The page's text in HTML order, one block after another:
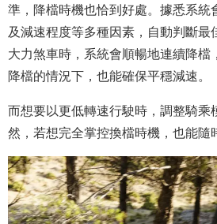
準，降檔時機也恰到好處。據悉系統
及減速程度等多種因素，自動判斷最
大力煞車時，系統會順暢地連續降檔
降檔的情況下，也能確保平穩減速。
而想要以更低轉速行駛時，調整騎乘
然，若想完全掌控換檔時機，也能隨